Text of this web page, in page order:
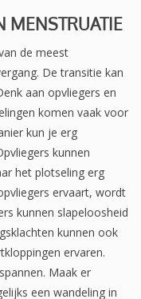
MENSTRUATIE
de meest
De transitie kan
aan opvliegers en
komen vaak voor
kun je erg
kunnen
het plotseling erg
ervaart, wordt
kunnen slapeloosheid
kunnen ook
ervaren.
Maak er
een wandeling in